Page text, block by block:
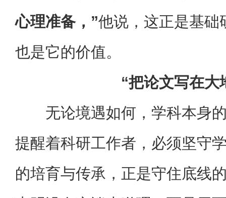
心理准备，”他说，这正是基础
也是它的价值。
“把论文写在大
无论境遇如何，学科本身
提醒着科研工作者，必须坚守
的培育与传承，正是守住底线